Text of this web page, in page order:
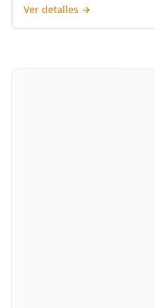
Ver detalles →